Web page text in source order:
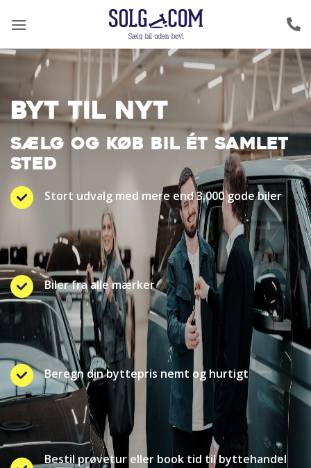
BYT TIL NYT
SÆLG OG KØB BIL ÉT SAMLET
STED
Stort udvalg med mere end 3.000 gode biler
Biler fra alle mærker
Beregn din byttepris nemt og hurtigt
Bestil prøvetur eller book tid til byttehandel